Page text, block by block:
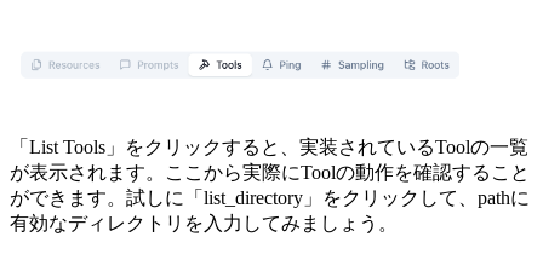
「List Tools」をクリックすると、実装されているToolの一覧
が表示されます。ここから実際にToolの動作を確認すること
ができます。試しに「list_directory」をクリックして、pathに
有効なディレクトリを入力してみましょう。